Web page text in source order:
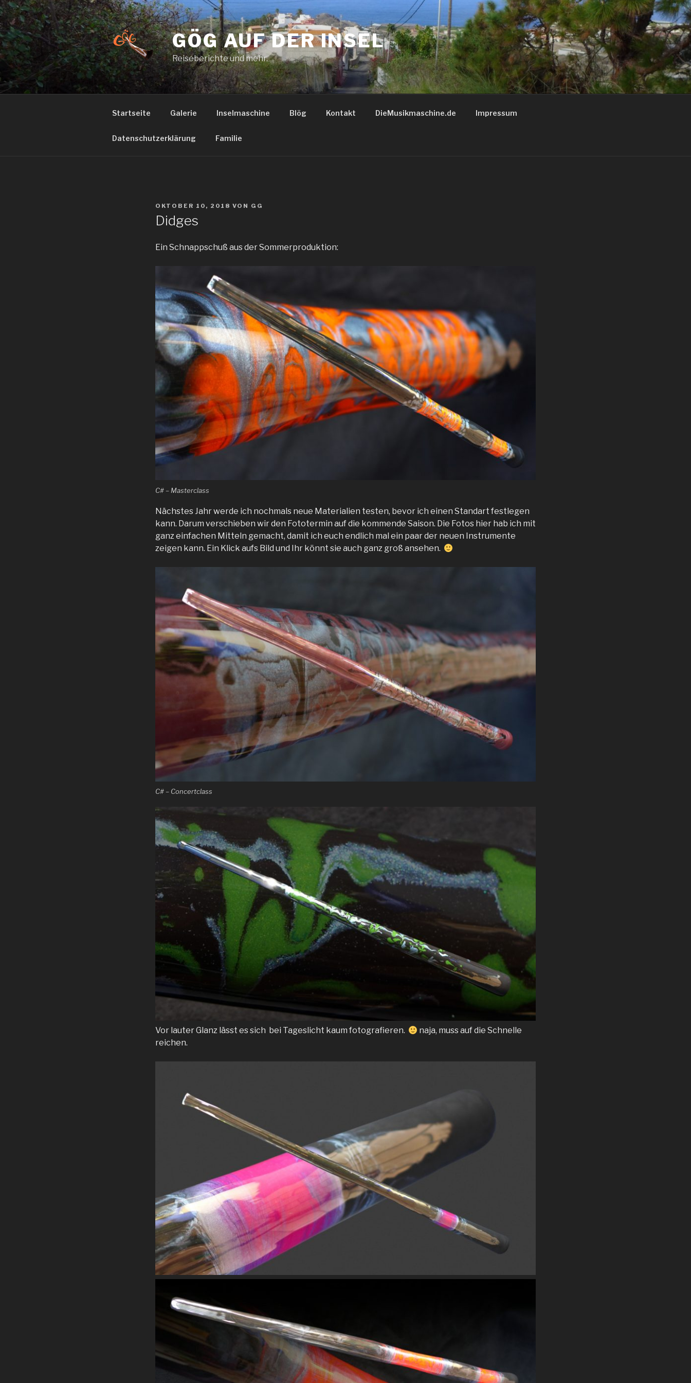
Zum
Inhalt
springen
GÖG AUF DER INSEL
Reiseberichte und mehr.
Startseite Galerie Inselmaschine Blög Kontakt DieMusikmaschine.de Impressum
Datenschutzerklärung Familie
VERÖFFENTLICHT
OKTOBER 10, 2018 VON GG
Didges
Ein Schnappschuß aus der Sommerproduktion:
C# – Masterclass
Nächstes Jahr werde ich nochmals neue Materialien testen, bevor ich einen Standart festlegen
kann. Darum verschieben wir den Fototermin auf die kommende Saison. Die Fotos hier hab ich mit
ganz einfachen Mitteln gemacht, damit ich euch endlich mal ein paar der neuen Instrumente
zeigen kann. Ein Klick aufs Bild und Ihr könnt sie auch ganz groß ansehen.
C# – Concertclass
Vor lauter Glanz lässt es sich bei Tageslicht kaum fotografieren.
naja, muss auf die Schnelle
reichen.